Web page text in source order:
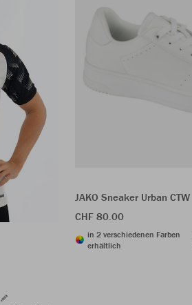
JAKO Sneaker Urban CTW
CHF 80.00
in 2 verschiedenen Farben
erhältlich